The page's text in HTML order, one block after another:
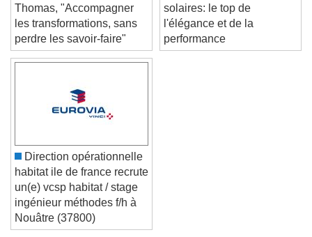
Text Edge Style
Font Family
Reset
Done
End of dialog window.
Thomas, "Accompagner
les transformations, sans
perdre les savoir-faire"
solaires: le top de
l'élégance et de la
performance
Direction opérationnelle
habitat ile de france recrute
un(e) vcsp habitat / stage
ingénieur méthodes f/h à
Nouâtre (37800)